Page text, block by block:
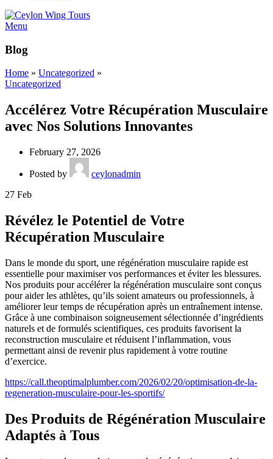
Menu
Blog
Home » Uncategorized »
Uncategorized
Accélérez Votre Récupération Musculaire
avec Nos Solutions Innovantes
February 27, 2026
Posted by
ceylonadmin
27 Feb
Révélez le Potentiel de Votre
Récupération Musculaire
Dans le monde du sport, une régénération musculaire rapide est
essentielle pour maximiser vos performances et éviter les blessures.
Nos produits pour accélérer la régénération musculaire sont conçus
pour aider les athlètes, qu’ils soient amateurs ou professionnels, à
améliorer leur temps de récupération après un entraînement intense.
Grâce à une combinaison soigneusement sélectionnée d’ingrédients
naturels et de formulés scientifiques, ces produits favorisent la
reconstruction musculaire et réduisent l’inflammation, vous
permettant ainsi de revenir plus rapidement à votre routine
d’exercice.
https://call.theoptimalplumber.com/2026/02/20/optimisation-de-la-
regeneration-musculaire-pour-les-sportifs/
Des Produits de Régénération Musculaire
Adaptés à Tous